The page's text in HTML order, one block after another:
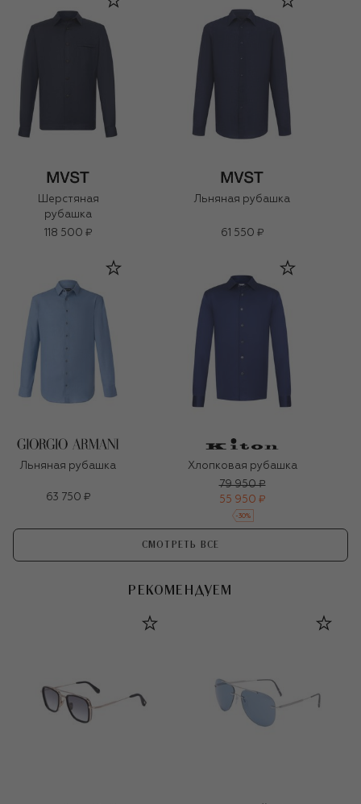
Шерстяная
рубашка
118 500 ₽
Льняная рубашка
61 550 ₽
Льняная рубашка
63 750 ₽
Хлопковая рубашка
79 950 ₽
55 950 ₽
-30%
СМОТРЕТЬ ВСЕ
РЕКОМЕНДУЕМ